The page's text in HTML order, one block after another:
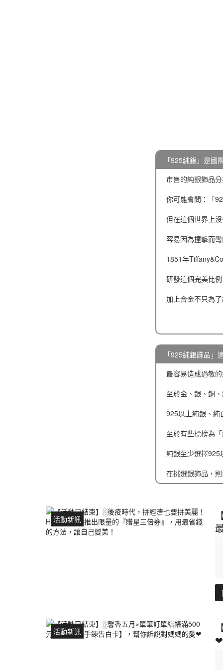
「925純銀」是國
市售的純銀飾品
你可能會問：「
但在這個世界上
容易因為撞擊而
1851年
研發這個完美比
加上合金不只為
「925純銀飾品」
最容易造成過敏
至於金、銀、銅
925以上純銀、純
至於有些標榜為
純銀至少選擇925
在挑選銀飾品，
活動新訊
活動新訊
❤